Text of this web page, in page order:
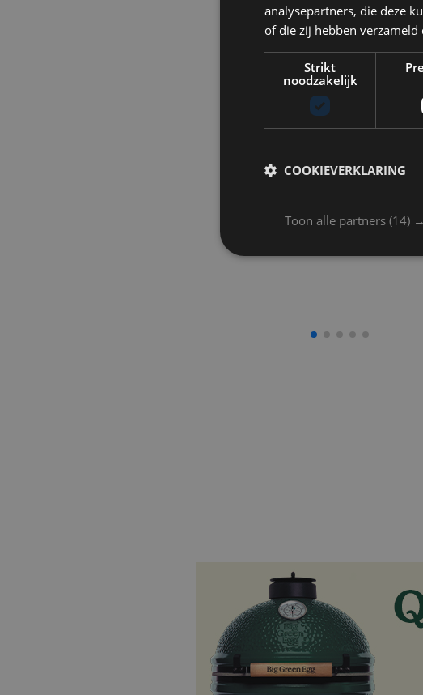
analysepartners, die deze
of die zij hebben
Toon alle partners (14) →
Strikt
noodzakelijk
COOKIEVERKLARING